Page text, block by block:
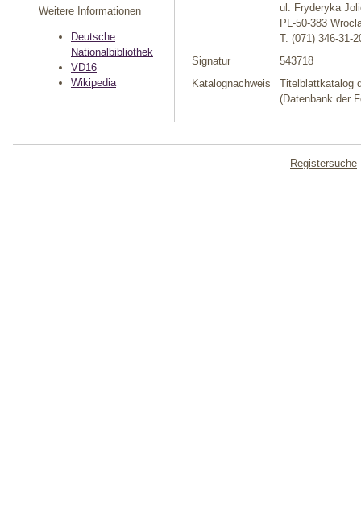
Weitere Informationen
Deutsche
Nationalbibliothek
VD16
Wikipedia
ul. Fryderyka
PL-50-383
T. (071) 346-31-
Signatur
543718
Katalognachweis
Titelblattkatalog
(Datenbank der
Registersuche